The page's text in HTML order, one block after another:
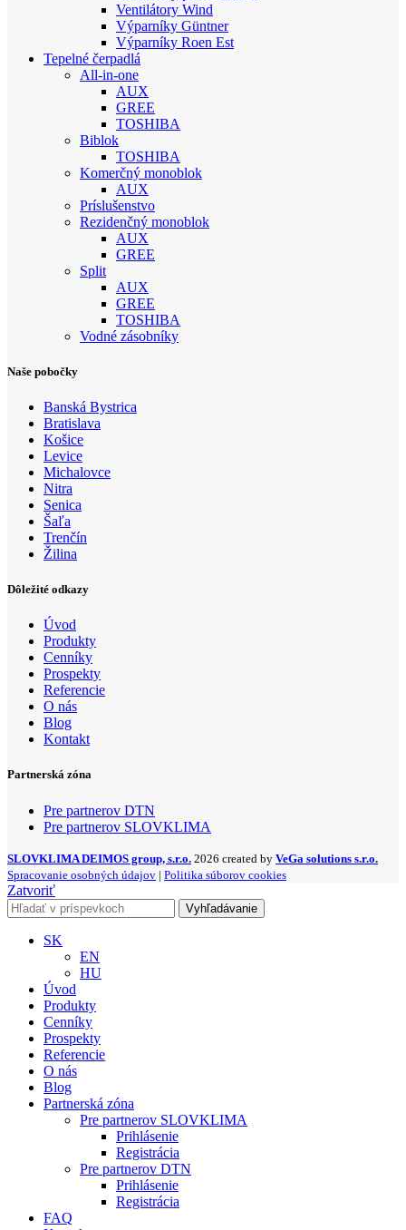
Ventilátory Wind
Výparníky Güntner
Výparníky Roen Est
Tepelné čerpadlá
All-in-one
AUX
GREE
TOSHIBA
Biblok
TOSHIBA
Komerčný monoblok
AUX
Príslušenstvo
Rezidenčný monoblok
AUX
GREE
Split
AUX
GREE
TOSHIBA
Vodné zásobníky
Naše pobočky
Banská Bystrica
Bratislava
Košice
Levice
Michalovce
Nitra
Senica
Šaľa
Trenčín
Žilina
Dôležité odkazy
Úvod
Produkty
Cenníky
Prospekty
Referencie
O nás
Blog
Kontakt
Partnerská zóna
Pre partnerov DTN
Pre partnerov SLOVKLIMA
SLOVKLIMA DEIMOS group, s.r.o. 2026 created by VeGa solutions s.r.o.
Spracovanie osobných údajov | Politika súborov cookies
Zatvoriť
Vyhľadávanie
SK
EN
HU
Úvod
Produkty
Cenníky
Prospekty
Referencie
O nás
Blog
Partnerská zóna
Pre partnerov SLOVKLIMA
Prihlásenie
Registrácia
Pre partnerov DTN
Prihlásenie
Registrácia
FAQ